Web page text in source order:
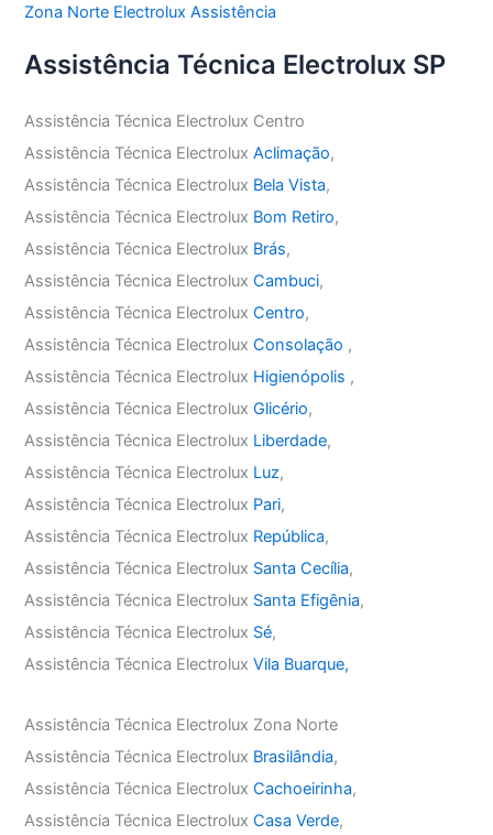
Zona Norte Electrolux Assistência
Assistência Técnica Electrolux SP
Assistência Técnica Electrolux Centro
Assistência Técnica ElectroluxAclimação,
Assistência Técnica Electrolux Bela Vista,
Assistência Técnica Electrolux Bom Retiro,
Assistência Técnica Electrolux Brás,
Assistência Técnica ElectroluxCambuci,
Assistência Técnica ElectroluxCentro,
Assistência Técnica ElectroluxConsolação ,
Assistência Técnica Electrolux Higienópolis ,
Assistência Técnica ElectroluxGlicério,
Assistência Técnica Electrolux Liberdade,
Assistência Técnica Electrolux Luz,
Assistência Técnica Electrolux Pari,
Assistência Técnica Electrolux República,
Assistência Técnica Electrolux Santa Cecília,
Assistência Técnica Electrolux Santa Efigênia,
Assistência Técnica Electrolux Sé,
Assistência Técnica ElectroluxVila Buarque,
Assistência Técnica Electrolux Zona Norte
Assistência Técnica Electrolux Brasilândia,
Assistência Técnica ElectroluxCachoeirinha,
Assistência Técnica ElectroluxCasa Verde,